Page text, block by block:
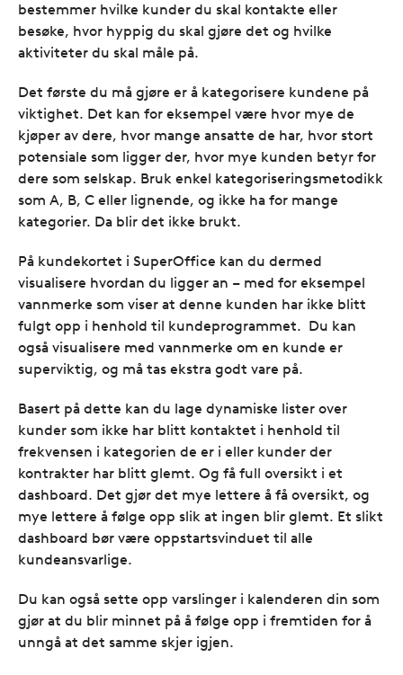
bestemmer hvilke kunder du skal kontakte eller
besøke, hvor hyppig du skal gjøre det og hvilke
aktiviteter du skal måle på.
Det første du må gjøre er å kategorisere kundene på
viktighet. Det kan for eksempel være hvor mye de
kjøper av dere, hvor mange ansatte de har, hvor stort
potensiale som ligger der, hvor mye kunden betyr for
dere som selskap. Bruk enkel kategoriseringsmetodikk
som A, B, C eller lignende, og ikke ha for mange
kategorier. Da blir det ikke brukt.
På kundekortet i SuperOffice kan du dermed
visualisere hvordan du ligger an – med for eksempel
vannmerke som viser at denne kunden har ikke blitt
fulgt opp i henhold til kundeprogrammet. Du kan
også visualisere med vannmerke om en kunde er
superviktig, og må tas ekstra godt vare på.
Basert på dette kan du lage dynamiske lister over
kunder som ikke har blitt kontaktet i henhold til
frekvensen i kategorien de er i eller kunder der
kontrakter har blitt glemt. Og få full oversikt i et
dashboard. Det gjør det mye lettere å få oversikt, og
mye lettere å følge opp slik at ingen blir glemt. Et slikt
dashboard bør være oppstartsvinduet til alle
kundeansvarlige.
Du kan også sette opp varslinger i kalenderen din som
gjør at du blir minnet på å følge opp i fremtiden for å
unngå at det samme skjer igjen.